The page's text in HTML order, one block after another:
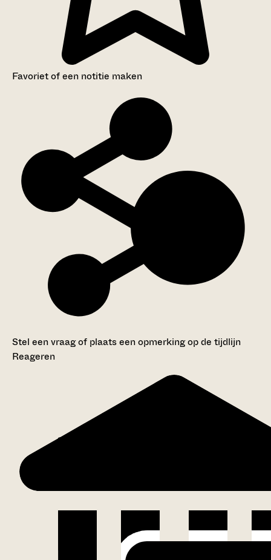
Favoriet of een notitie maken
Stel een vraag of plaats een opmerking op de tijdlijn
Reageren